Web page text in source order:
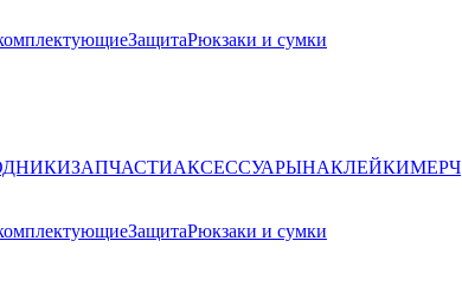
ЗащитаРюкзаки и сумки
ЗАПЧАСТИАКСЕССУАРЫНАКЛЕЙКИМЕРЧ
ЗащитаРюкзаки и сумки